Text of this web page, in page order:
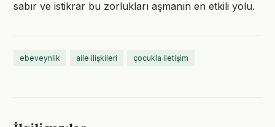
sabır ve istikrar bu zorlukları aşmanın en etkili yolu.
ebeveynlik aile ilişkileri çocukla iletişim